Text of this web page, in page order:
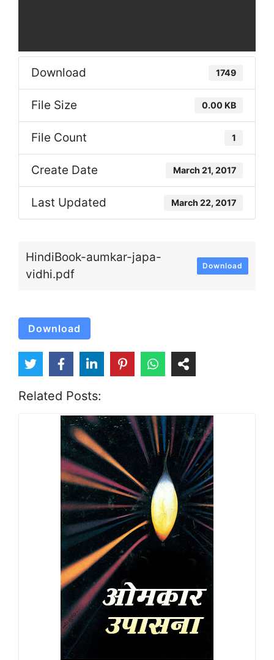
Download 1749
File Size 0.00 KB
File Count 1
Create Date March 21, 2017
Last Updated March 22, 2017
HindiBook-aumkar-japa-
vidhi.pdf
Download
Download
Related Posts: